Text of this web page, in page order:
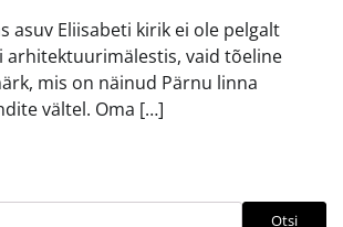
asuv Eliisabeti kirik ei ole pelgalt
arhitektuurimälestis, vaid tõeline
mis on näinud Pärnu linna
vältel. Oma […]
Otsi